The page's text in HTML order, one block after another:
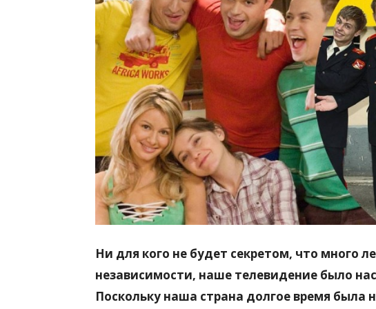
всем
Ни для кого не будет секретом, что много
независимости, наше телевидение было
Поскольку наша страна долгое время была